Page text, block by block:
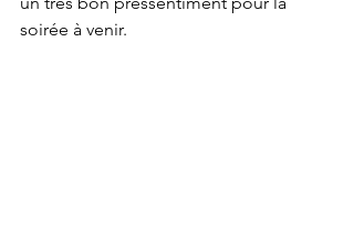
soirée à venir.